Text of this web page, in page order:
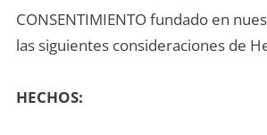
CONSENTIMIENTO fundado en
las siguientes consideraciones de
HECHOS: